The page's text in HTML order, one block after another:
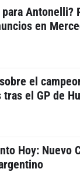
Antonelli?
en
el
el GP de
Hoy: Nuevo